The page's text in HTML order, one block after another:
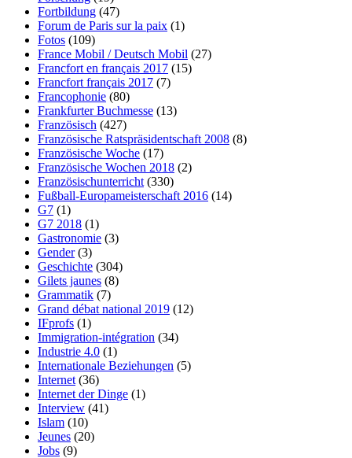
Fortbildung (47)
Forum de Paris sur la paix (1)
Fotos (109)
France Mobil / Deutsch Mobil (27)
Francfort en français 2017 (15)
Francfort français 2017 (7)
Francophonie (80)
Frankfurter Buchmesse (13)
Französisch (427)
Französische Ratspräsidentschaft 2008 (8)
Französische Woche (17)
Französische Wochen 2018 (2)
Französischunterricht (330)
Fußball-Europameisterschaft 2016 (14)
G7 (1)
G7 2018 (1)
Gastronomie (3)
Gender(3)
Geschichte (304)
Gilets jaunes (8)
Grammatik (7)
Grand débat national 2019 (12)
IFprofs (1)
Immigration-intégration (34)
Industrie 4.0 (1)
Internationale Beziehungen (5)
Internet (36)
Internet der Dinge (1)
Interview (41)
Islam (10)
Jeunes (20)
Jobs (9)